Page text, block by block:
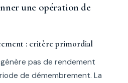
une opération de
: critère primordial
pas de rendement
de démembrement. La